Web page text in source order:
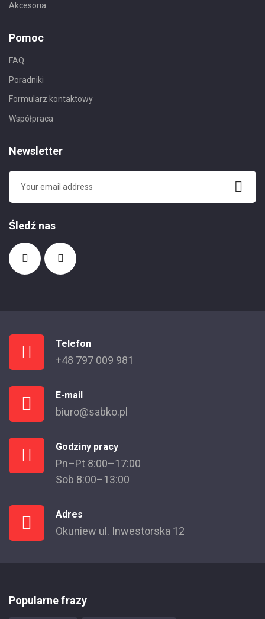
Akcesoria
Pomoc
FAQ
Poradniki
Formularz kontaktowy
Współpraca
Newsletter
Śledź nas
Telefon
+48 797 009 981
E-mail
biuro@sabko.pl
Godziny pracy
Pn–Pt 8:00–17:00
Sob 8:00–13:00
Adres
Okuniew ul. Inwestorska 12
Popularne frazy